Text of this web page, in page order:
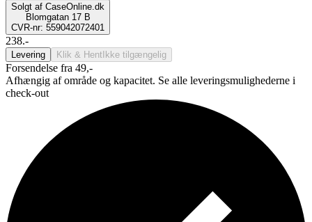
Solgt af CaseOnline.dk
Blomgatan 17 B
CVR-nr: 559042072401
238.-
Levering Klik & Hent Ikke tilgængelig
Forsendelse fra 49,-
Afhængig af område og kapacitet. Se alle leveringsmulighederne i
check-out